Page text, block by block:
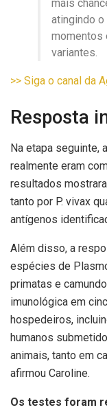
mais
atingindo
momentos
variantes.
>> Siga o canal da
Resposta
Na etapa seguinte,
realmente eram
resultados
tanto por P. vivax
antígenos
Além disso, a
espécies de
primatas e
imunológica em
hospedeiros,
humanos
animais, tanto em
afirmou Caroline.
Os testes foram